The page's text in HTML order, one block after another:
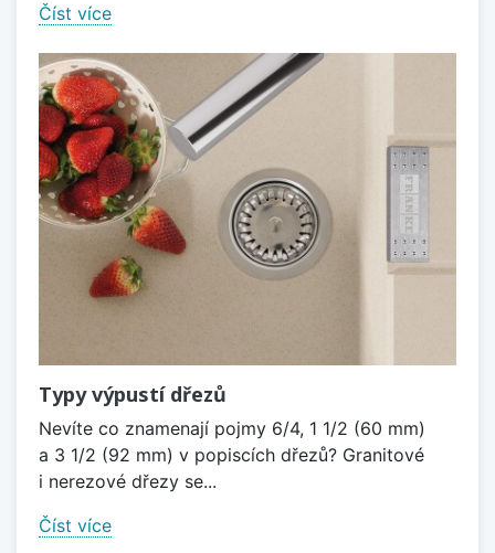
Číst více
Typy výpustí dřezů
Nevíte co znamenají pojmy 6/4, 1 1/2 (60 mm)
a 3 1/2 (92 mm) v popiscích dřezů? Granitové
i nerezové dřezy se...
Číst více